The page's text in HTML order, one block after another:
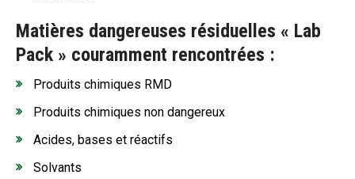
Matières dangereuses résiduelles « Lab
Pack » couramment rencontrées :
Produits chimiques RMD
Produits chimiques non dangereux
Acides, bases et réactifs
Solvants